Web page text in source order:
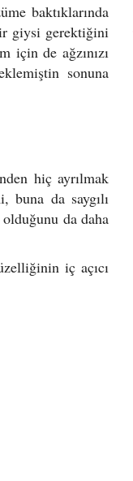
baktıklarında
giysi gerektiğini
de ağzınızı
sonuna
hiç ayrılmak
buna da saygılı
da daha
iç açıcı